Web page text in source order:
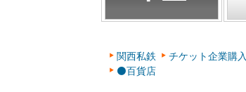
関西私鉄 チケット企業購入
⚫百貨店